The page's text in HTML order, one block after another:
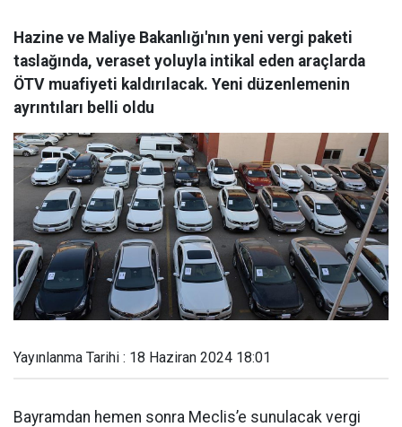
Hazine ve Maliye Bakanlığı'nın yeni vergi paketi
taslağında, veraset yoluyla intikal eden araçlarda
ÖTV muafiyeti kaldırılacak. Yeni düzenlemenin
ayrıntıları belli oldu
Yayınlanma Tarihi : 18 Haziran 2024 18:01
Bayramdan hemen sonra Meclis’e sunulacak vergi